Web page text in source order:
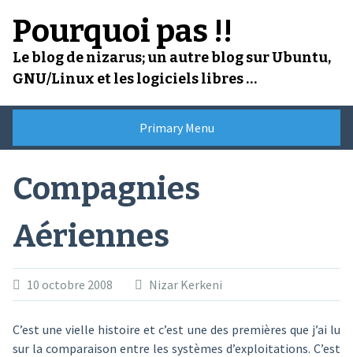
content
Pourquoi pas !!
Le blog de nizarus; un autre blog sur Ubuntu,
GNU/Linux et les logiciels libres …
Primary Menu
Compagnies
Aériennes
10 octobre 2008 Nizar Kerkeni
C’est une vielle histoire et c’est une des premières que j’ai lu
sur la comparaison entre les systèmes d’exploitations. C’est